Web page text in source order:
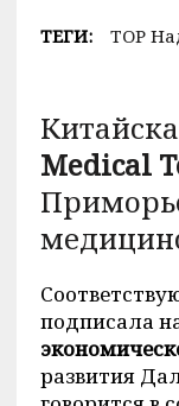
ТЕГИ: ТОР
Medical
подписала
развития